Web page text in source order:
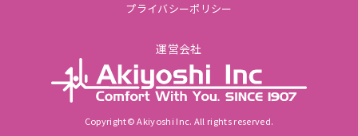
プライバシーポリシー
運営会社
Copyright© Akiyoshi Inc. All rights reserved.